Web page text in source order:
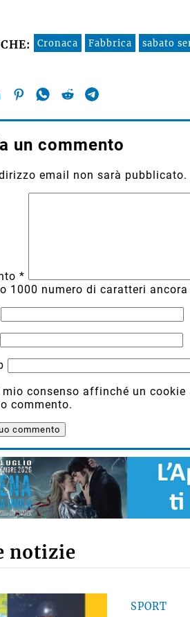
Cronaca Fabbrica sabato
un commento
email non sarà pubblicato.
*
1000 numero di caratteri
mio consenso affinché un
commento.
notizie
SPORT